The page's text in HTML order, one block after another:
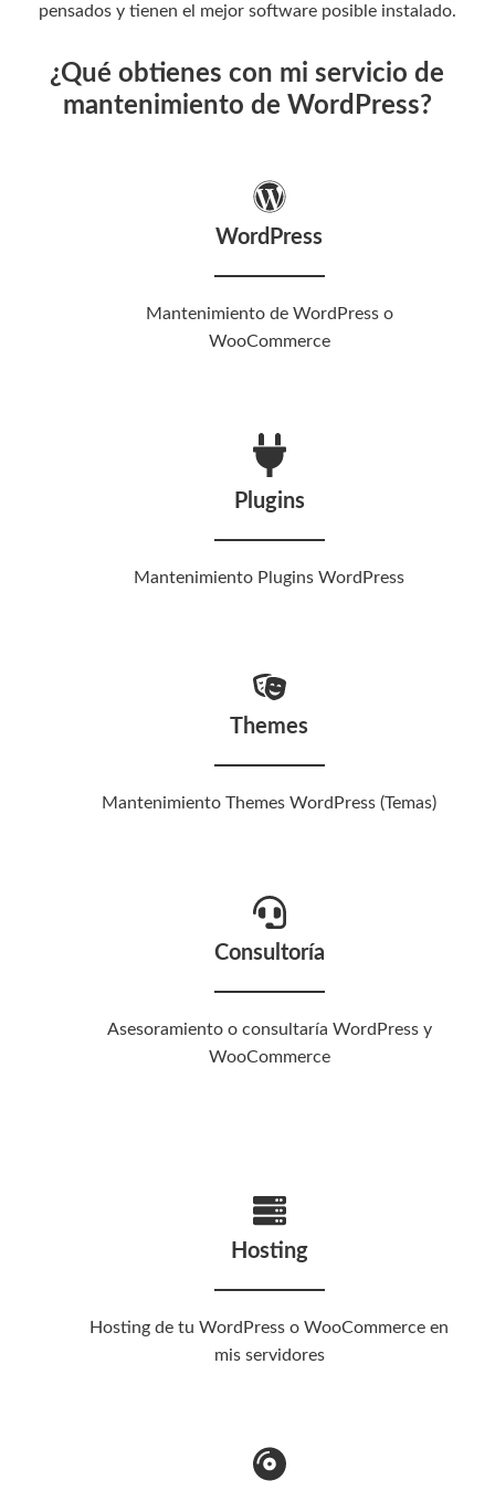
pensados y tienen el mejor software posible instalado.
¿Qué obtienes con mi servicio de
mantenimiento de WordPress?
WordPress
Mantenimiento de WordPress o
WooCommerce
Plugins
Mantenimiento Plugins WordPress
Themes
Mantenimiento Themes WordPress (Temas)
Consultoría
Asesoramiento o consultaría WordPress y
WooCommerce
Hosting
Hosting de tu WordPress o WooCommerce en
mis servidores